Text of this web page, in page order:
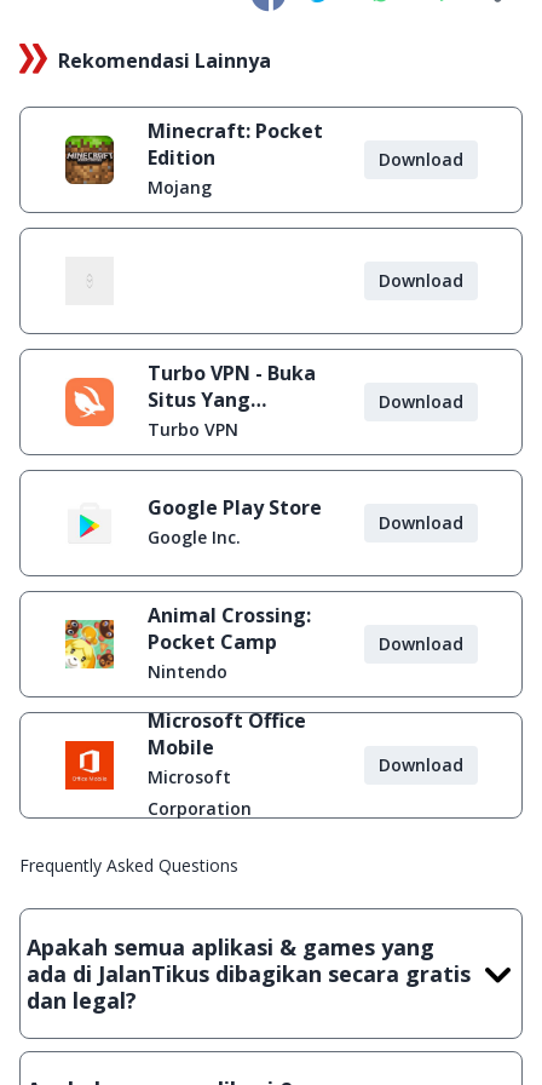
Rekomendasi Lainnya
Minecraft: Pocket
Edition
Mojang
Download
Download
Turbo VPN - Buka
Situs Yang
Diblokir
Turbo VPN
Download
Google Play Store
Google Inc.
Download
Animal Crossing:
Pocket Camp
Nintendo
Download
Microsoft Office
Mobile
Microsoft
Corporation
Download
Frequently Asked Questions
Apakah semua aplikasi & games yang
ada di JalanTikus dibagikan secara gratis
dan legal?
Ya, JalanTikus hanya membagikan aplikasi & games yang